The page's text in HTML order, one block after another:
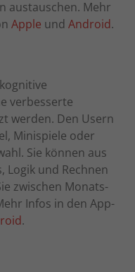
austauschen. Mehr
Apple und Android.
verbesserte
werden. Den Usern
Minispiele oder
Sie können aus
Logik und Rechnen
zwischen Monats-
Infos in den App-
.